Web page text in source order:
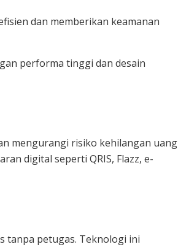
dan memberikan keamanan
performa tinggi dan desain
mengurangi risiko kehilangan uang
digital seperti QRIS, Flazz, e-
tanpa petugas. Teknologi ini